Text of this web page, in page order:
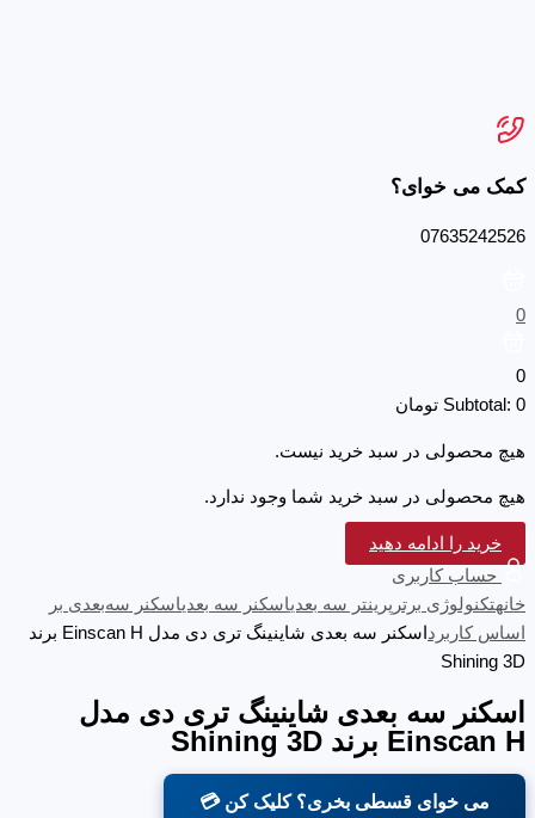
کمک می خوای؟
07635242526
0
0
Subtotal: 0 تومان
هیچ محصولی در سبد خرید نیست.
هیچ محصولی در سبد خرید شما وجود ندارد.
خرید را ادامه دهید
حساب کاربری
خانهتکنولوژی برتر پرینتر سه‌ بعدیاسکنر سه بعدیاسکنر سه‌بعدی بر
اساس کاربرد
اسکنر سه بعدی شاینینگ تری دی مدل Einscan H برند
Shining 3D
اسکنر سه بعدی شاینینگ تری دی مدل
Einscan H برند Shining 3D
می خوای قسطی بخری؟ کلیک کن 💳